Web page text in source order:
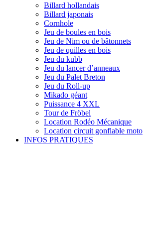
Billard hollandais
Billard japonais
Cornhole
Jeu de boules en bois
Jeu de Nim ou de bâtonnets
Jeu de quilles en bois
Jeu du kubb
Jeu du lancer d’anneaux
Jeu du Palet Breton
Jeu du Roll-up
Mikado géant
Puissance 4 XXL
Tour de Fröbel
Location Rodéo Mécanique
Location circuit gonflable moto
INFOS PRATIQUES